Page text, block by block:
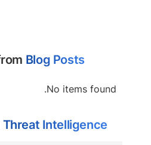
Blog Posts
No items found.
Threat Intelligence